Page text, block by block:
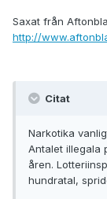
Saxat från
http://
Citat
Narkotika
Antalet illegala
åren.
hundratal,